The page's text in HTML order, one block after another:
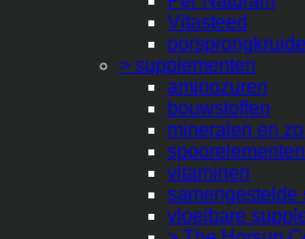
Vitasteed
> supplementen
aminozuren
bouwstoffen
mineralen en
spoorelementen
vitaminen
samengestelde
vloeibare